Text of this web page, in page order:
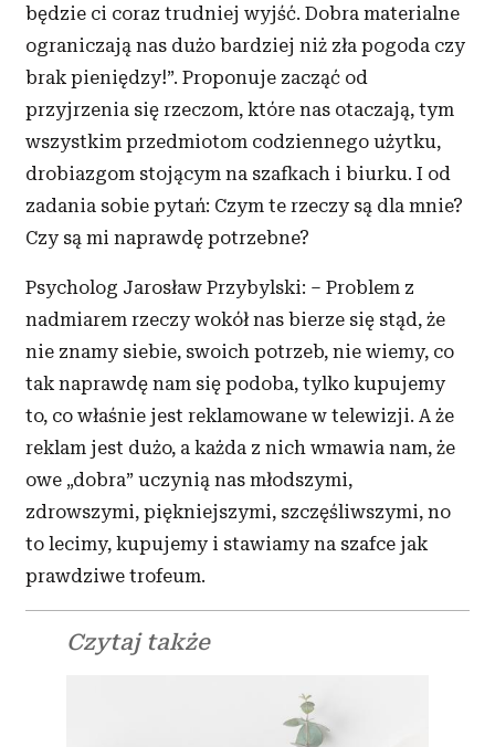
będzie ci coraz trudniej wyjść. Dobra materialne
ograniczają nas dużo bardziej niż zła pogoda czy
brak pieniędzy!”. Proponuje zacząć od
przyjrzenia się rzeczom, które nas otaczają, tym
wszystkim przedmiotom codziennego użytku,
drobiazgom stojącym na szafkach i biurku. I od
zadania sobie pytań: Czym te rzeczy są dla mnie?
Czy są mi naprawdę potrzebne?
Psycholog Jarosław Przybylski: – Problem z
nadmiarem rzeczy wokół nas bierze się stąd, że
nie znamy siebie, swoich potrzeb, nie wiemy, co
tak naprawdę nam się podoba, tylko kupujemy
to, co właśnie jest reklamowane w telewizji. A że
reklam jest dużo, a każda z nich wmawia nam, że
owe „dobra” uczynią nas młodszymi,
zdrowszymi, piękniejszymi, szczęśliwszymi, no
to lecimy, kupujemy i stawiamy na szafce jak
prawdziwe trofeum.
Czytaj także